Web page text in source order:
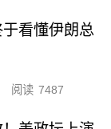
看懂伊朗总
阅读 7487